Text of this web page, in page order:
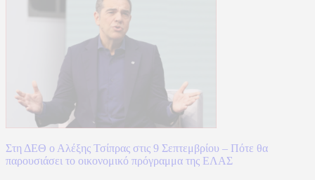
Στη ΔΕΘ ο Αλέξης Τσίπρας στις 9 Σεπτεμβρίου – Πότε θα
παρουσιάσει το οικονομικό πρόγραμμα της ΕΛΑΣ